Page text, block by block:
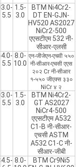
3.0-
5.5
1.5-
3.0
BTM Ni4Cr2-
DT EN-GJN-
HV520 AS2027
NiCr2-500
एएसटीएम 532 नी-
सीआर-एलसी
4.0-
5.5
8.0-
10.0
एन-जीजेएन-एचवी ५५०
नी-सीआर-एचसी एएस
२०२ Cr नी-सीआर
१-५५० जीएक्स ३३०
NiCr ४ २
3.0-
5.5
1.5-
3.0
BTM Ni4Cr2-
GT AS2027
NiCr4-500
एएसटीएम A532
C1-B नी-सीआर-
एचसी ASTM
A532 C1-C नी-
सीआर-जीबी
4.5- 8.0-
BTM Cr9Ni5